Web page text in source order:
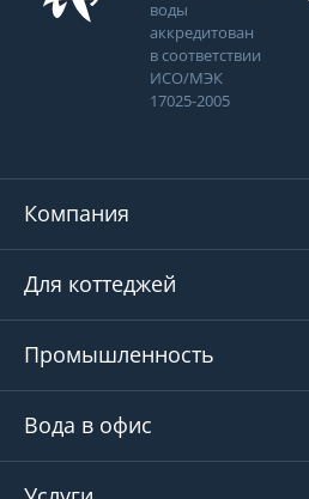
воды
аккредитован
в соответствии
ИСО/МЭК
17025-2005
Компания
Для коттеджей
Промышленность
Вода в офис